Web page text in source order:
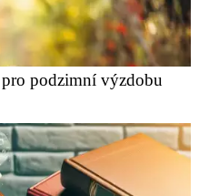
podzimní výzdobu